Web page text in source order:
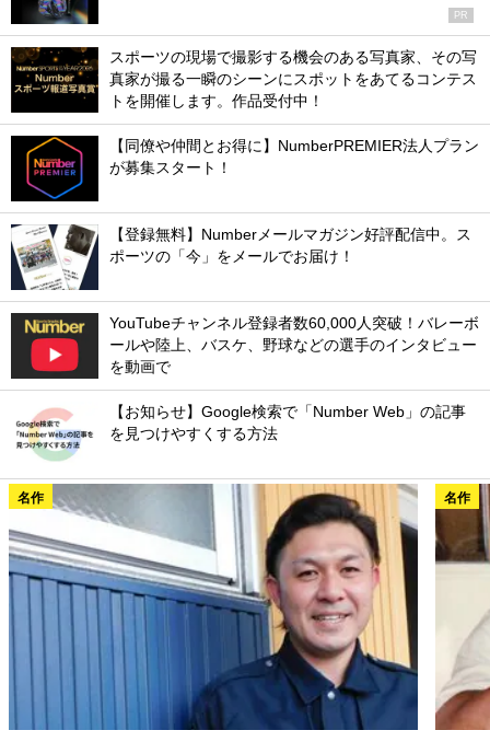
PR
スポーツの現場で撮影する機会のある写真家、その写
真家が撮る一瞬のシーンにスポットをあてるコンテス
トを開催します。作品受付中！
【同僚や仲間とお得に】NumberPREMIER法人プラン
が募集スタート！
【登録無料】Numberメールマガジン好評配信中。ス
ポーツの「今」をメールでお届け！
YouTubeチャンネル登録者数60,000人突破！バレーボ
ールや陸上、バスケ、野球などの選手のインタビュー
を動画で
【お知らせ】Google検索で「Number Web」の記事
を見つけやすくする方法
名作 名作